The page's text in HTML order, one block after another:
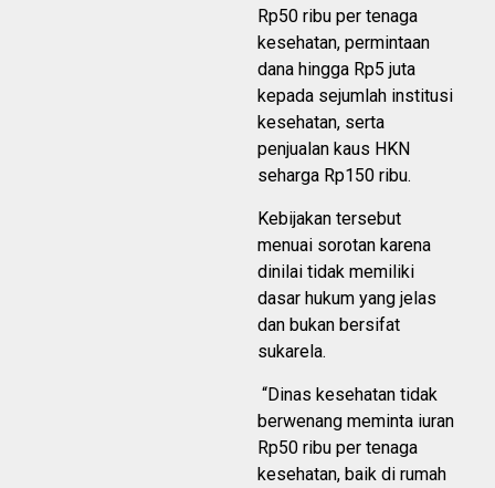
Rp50 ribu per tenaga
kesehatan, permintaan
dana hingga Rp5 juta
kepada sejumlah institusi
kesehatan, serta
penjualan kaus HKN
seharga Rp150 ribu.
Kebijakan tersebut
menuai sorotan karena
dinilai tidak memiliki
dasar hukum yang jelas
dan bukan bersifat
sukarela.
“Dinas kesehatan tidak
berwenang meminta iuran
Rp50 ribu per tenaga
kesehatan, baik di rumah